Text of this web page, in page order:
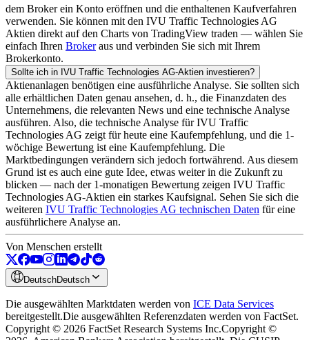
dem Broker ein Konto eröffnen und die enthaltenen Kaufverfahren
verwenden. Sie können mit den IVU Traffic Technologies AG
Aktien direkt auf den Charts von TradingView traden — wählen Sie
einfach Ihren Brokeraus und verbinden Sie sich mit Ihrem
Brokerkonto.
Sollte ich in IVU Traffic Technologies AG-Aktien investieren?
Aktienanlagen benötigen eine ausführliche Analyse. Sie sollten sich
alle erhältlichen Daten genau ansehen, d. h., die Finanzdaten des
Unternehmens, die relevanten News und eine technische Analyse
ausführen. Also, die technische Analyse fürIVU Traffic
Technologies AG zeigt für heute eine Kaufempfehlung, und die 1-
wöchige Bewertung ist eine Kaufempfehlung. Die
Marktbedingungen verändern sich jedoch fortwährend. Aus diesem
Grund ist es auch eine gute Idee, etwas weiter in die Zukunft zu
blicken — nach der 1-monatigen Bewertung zeigen IVU Traffic
Technologies AG-Aktien ein starkes Kaufsignal. Sehen Sie sich die
weiteren IVU Traffic Technologies AG technischen Daten für eine
ausführlichere Analyse an.
Von Menschen erstellt
DeutschDeutsch
Die ausgewählten Marktdaten werden von ICE Data Services
bereitgestellt.Die ausgewählten Referenzdaten werden von FactSet.
Copyright © 2026 FactSet Research Systems Inc.Copyright ©